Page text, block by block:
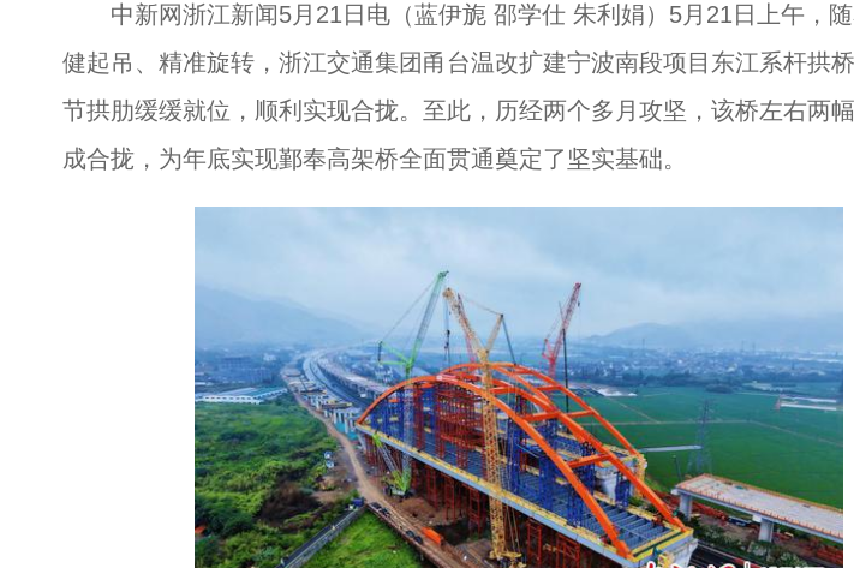
中新网浙江新闻5月21日电（蓝伊旎 邵学仕 朱利娟）5月21日上午，
健起吊、精准旋转，浙江交通集团甬台温改扩建宁波南段项目东江系杆拱
节拱肋缓缓就位，顺利实现合拢。至此，历经两个多月攻坚，该桥左右两
成合拢，为年底实现鄞奉高架桥全面贯通奠定了坚实基础。
以奔赴，